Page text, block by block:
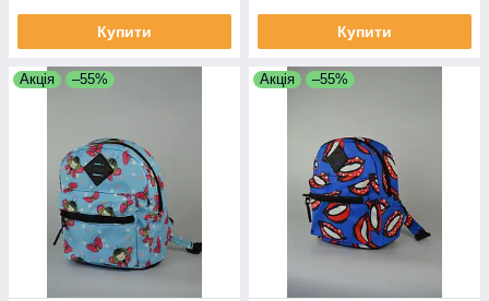
Купити Купити
Акція –55% Акція –55%